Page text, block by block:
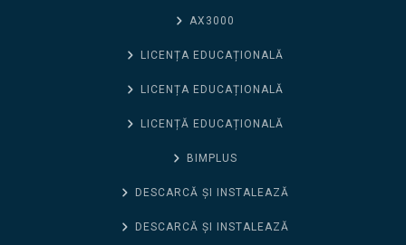
AX3000
LICENȚA EDUCAȚIONALĂ
LICENȚA EDUCAȚIONALĂ
LICENȚĂ EDUCAȚIONALĂ
BIMPLUS
DESCARCĂ ȘI INSTALEAZĂ
DESCARCĂ ȘI INSTALEAZĂ